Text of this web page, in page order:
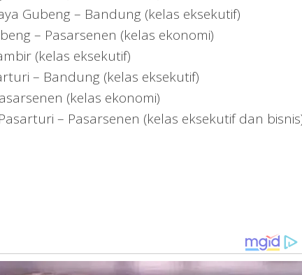
Gubeng – Bandung (kelas eksekutif)
– Pasarsenen (kelas ekonomi)
(kelas eksekutif)
– Bandung (kelas eksekutif)
(kelas ekonomi)
– Pasarsenen (kelas eksekutif dan